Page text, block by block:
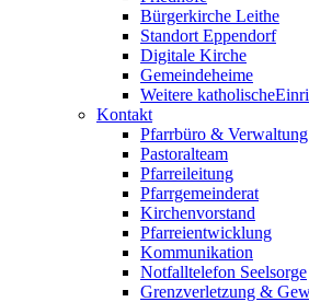
Bürgerkirche Leithe
Standort Eppendorf
Digitale Kirche
Gemeindeheime
Weitere katholische
Kontakt
Pfarrbüro & Verwaltung
Pastoralteam
Pfarreileitung
Pfarrgemeinderat
Kirchenvorstand
Pfarreientwicklung
Kommunikation
Notfalltelefon Seelsorge
Grenzverletzung &